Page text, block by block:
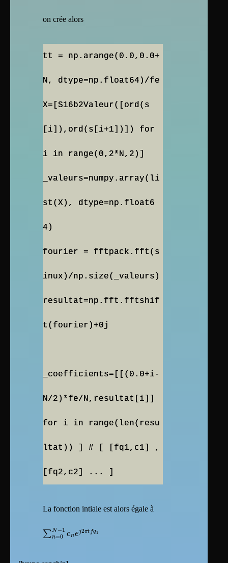
on crée alors
tt = np.arange(0.0,0.0+
N, dtype=np.float64)/fe
X=[S16b2Valeur([ord(s
[i]),ord(s[i+1])]) for
i in range(0,2*N,2)]
_valeurs=numpy.array(li
st(X), dtype=np.float6
4)
fourier = fftpack.fft(s
inux)/np.size(_valeurs)
resultat=np.fft.fftshif
t(fourier)+0j
_coefficients=[[(0.0+i-
N/2)*fe/N,resultat[i]]
for i in range(len(resu
ltat)) ] # [ [fq1,c1] ,
[fq2,c2] ... ]
La fonction intiale est alors égale à
∑n=0N cnej2